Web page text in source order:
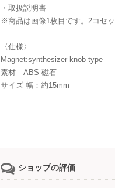
・取扱説明書
※商品は画像1枚目です。2コセ
〈仕様〉
Magnet:synthesizer knob type
素材 ABS 磁石
サイズ 幅：約15mm
ショップの評価